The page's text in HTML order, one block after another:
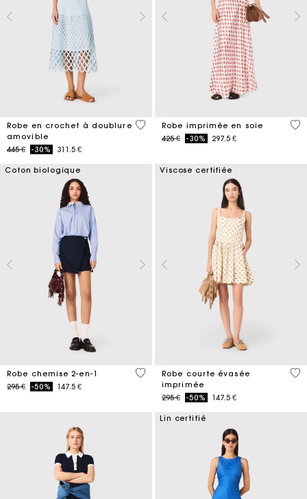
Robe en crochet à doublure
amovible
Price reduced from
445 €to-30% 311.5 €
5 out of 5 Customer Rating
Robe imprimée en soie
Price reduced from
425 €to-30% 297.5 €
4,1
Coton biologique
Robe chemise 2-en-1
Price reduced from
295 €to-50% 147.5 €
5 out of 5 Customer Rating
Viscose certifiée
Robe courte évasée
imprimée
Price reduced from
295 €to-50% 147.5 €
5
Lin certifié